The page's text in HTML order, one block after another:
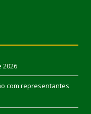
2026
com representantes